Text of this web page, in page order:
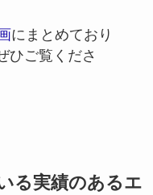
にまとめており
ひご覧くださ
る実績のあるエ